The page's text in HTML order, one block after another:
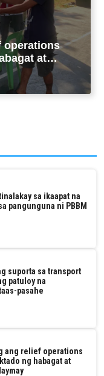
operations
at
sa ikaapat na
pangunguna ni PBBM
suporta sa transport
patuloy na
pasahe
ang relief operations
ng habagat at